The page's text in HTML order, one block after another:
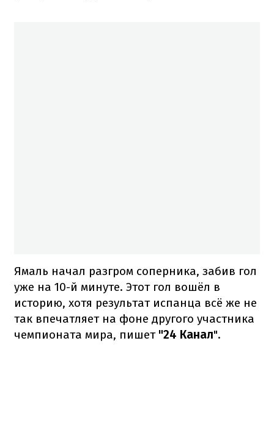
Ямаль начал разгром соперника, забив гол
уже на 10-й минуте. Этот гол вошёл в
историю, хотя результат испанца всё же не
так впечатляет на фоне другого участника
чемпионата мира, пишет "24 Канал".